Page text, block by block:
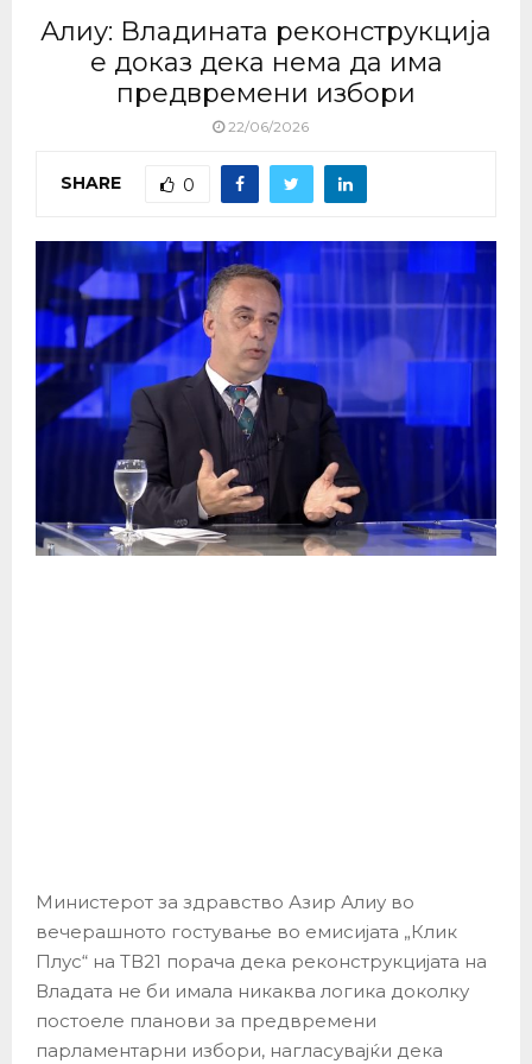
Алиу: Владината реконструкција
е доказ дека нема да има
предвремени избори
22/06/2026
SHARE 0
Министерот за здравство Азир Алиу во
вечерашното гостување во емисијата „Клик
Плус“ на ТВ21 порача дека реконструкцијата на
Владата не би имала никаква логика доколку
постоеле планови за предвремени
парламентарни избори, нагласувајќи дека